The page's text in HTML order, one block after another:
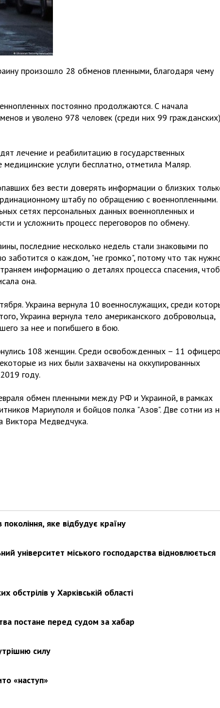
произошло 28 обменов пленными, благодаря чему
постоянно продолжаются. С начала
и уволено 978 человек (среди них 99
лечение и реабилитацию в государственных
услуги бесплатно, отметила Маляр.
без вести доверять информации о близких
штабу по обращению с
сетях персональных данных военнопленных и
и усложнить процесс переговоров по обмену.
последние несколько недель стали знаковыми по
заботится о каждом, "не громко", потому что так
информацию о деталях процесса спасения,
она.
Украина вернула 10 военнослужащих, среди
Украина вернула тело американского добровольца,
за нее и погибшего в бою.
108 женщин. Среди освобожденных – 11
из них были захвачены на оккупированных
году.
обмен пленными между РФ и Украиной, в рамках
Мариуполя и бойцов полка "Азов". Две сотни из
Виктора Медведчука.
яке відбудує країну
університет міського господарства відновлюється
обстрілів у Харківській області
постане перед судом за хабар
силу
«наступ»